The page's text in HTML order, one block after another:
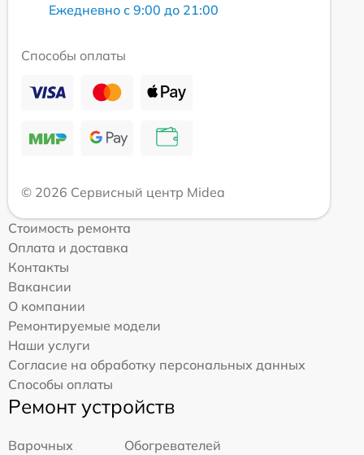
Ежедневно с 9:00 до 21:00
Способы оплаты
© 2026 Сервисный центр Midea
Стоимость ремонта
Оплата и доставка
Контакты
Вакансии
О компании
Ремонтируемые модели
Наши услуги
Согласие на обработку персональных данных
Способы оплаты
Ремонт устройств
Варочных
Обогревателей